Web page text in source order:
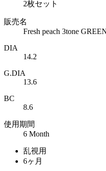
2枚セット
販売名
Fresh peach 3tone
DIA
14.2
G.DIA
13.6
BC
8.6
使用期間
6 Month
乱視用
6ヶ月